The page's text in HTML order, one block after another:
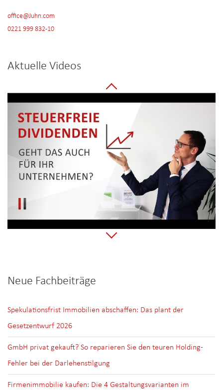
office@Juhn.com
0221 999 832-10
Aktuelle Videos
Neue Fachbeiträge
Spekulationsfrist Immobilien abschaffen: Das plant der
Gesetzentwurf 2026
GmbH privat gekauft? So reparieren Sie den teuren Holding-
Fehler bei der Darlehenstilgung
Firmenimmobilie kaufen: Die 4 Gestaltungsvarianten im